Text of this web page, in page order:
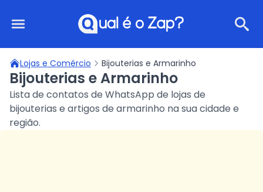
Qual é o Zap?
Lojas e Comércio Bijouterias e Armarinho
Bijouterias e Armarinho
Lista de contatos de WhatsApp de lojas de
bijouterias e artigos de armarinho na sua cidade e
região.